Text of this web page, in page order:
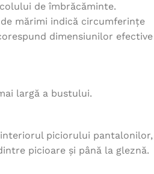
de îmbrăcăminte.
mărimi indică circumferințe
dimensiunilor efective
largă a bustului.
piciorului pantalonilor,
picioare și până la gleznă.